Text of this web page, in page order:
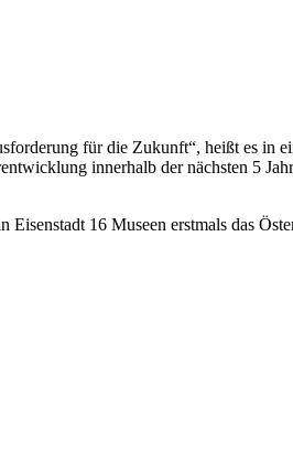
für die Zukunft“, heißt es in
innerhalb der nächsten 5
16 Museen erstmals das